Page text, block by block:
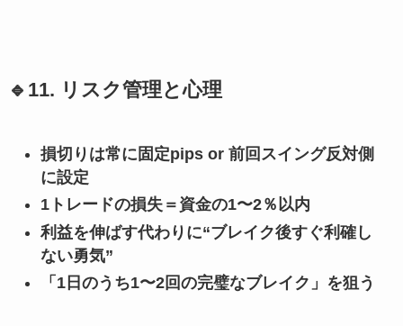
🔹11. リスク管理と心理
損切りは常に固定pips or 前回スイング反対側
に設定
1トレードの損失＝資金の1〜2％以内
利益を伸ばす代わりに“ブレイク後すぐ利確し
ない勇気”
「1日のうち1〜2回の完璧なブレイク」を狙う